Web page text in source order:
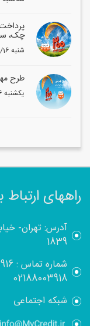
چک،
1404/1/16 شنبه
طرح
1403/12/26 یکشنبه
راههای ارتباط
آدرس: تهران-
1839
شماره تماس :
02188003918
شبکه اجتماعی